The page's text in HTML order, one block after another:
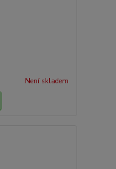
Není skladem